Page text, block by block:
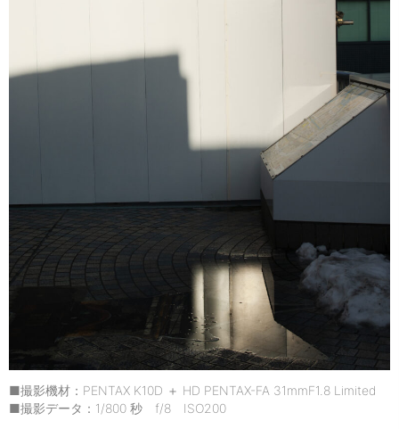
■撮影機材：PENTAX K10D ＋ HD PENTAX-FA 31mmF1.8 Limited
■撮影データ：1/800 秒 f/8 ISO200